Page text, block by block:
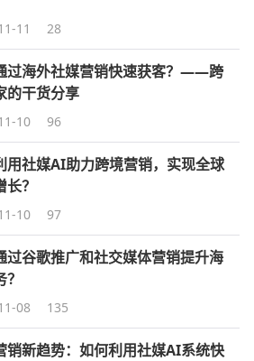
11 28
过海外社媒营销快速获客？——跨
的干货分享
10 96
用社媒AI助力跨境营销，实现全球
？
10 97
过谷歌推广和社交媒体营销提升海
08 135
销新趋势：如何利用社媒AI系统快